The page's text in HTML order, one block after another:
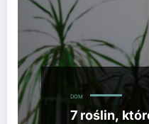
DOM
7 roślin,